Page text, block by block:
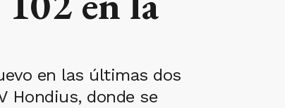
en las últimas dos
Hondius, donde se